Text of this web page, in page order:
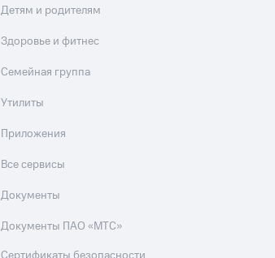
Детям и родителям
Здоровье и фитнес
Семейная группа
Утилиты
Приложения
Все сервисы
Документы
Документы ПАО «МТС»